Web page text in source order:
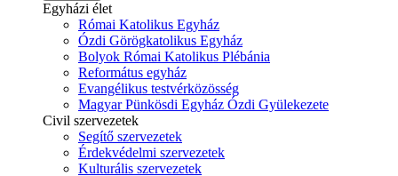
Egyházi élet
Római Katolikus Egyház
Ózdi Görögkatolikus Egyház
Bolyok Római Katolikus Plébánia
Református egyház
Evangélikus testvérközösség
Magyar Pünkösdi Egyház Ózdi Gyülekezete
Civil szervezetek
Segítő szervezetek
Érdekvédelmi szervezetek
Kulturális szervezetek